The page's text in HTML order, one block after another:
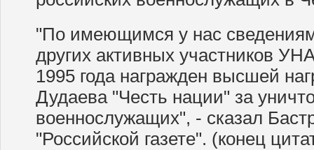
"По имеющимся у нас
других активных участников
1995 года награжден высшей
Дудаева "Честь нации" за
военнослужащих", - сказал
"Российской газете". (конец